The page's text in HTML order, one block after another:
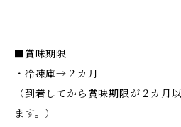
■賞味期限
・冷凍庫→２カ月
（到着してから賞味期限が２カ月
ます。）